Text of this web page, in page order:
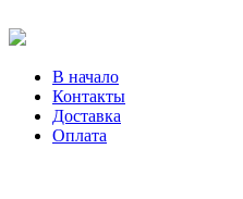
В начало
Контакты
Доставка
Оплата